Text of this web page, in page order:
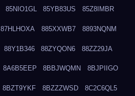
85NIO1GL 85YB83US 85Z8IMBR
87HLHOXA 885XXWB7 8893NQNM
88Y1B346 88ZYQON6 88ZZ29JA
8A6B5EEP 8BBJWQMN 8BJPIIGO
8BZT9YKF 8BZZZWSD 8C2C6QL5